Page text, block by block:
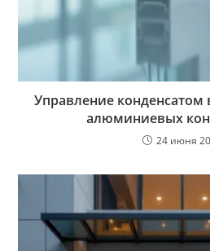
Управление конденсатом
алюминиевых
24 июня